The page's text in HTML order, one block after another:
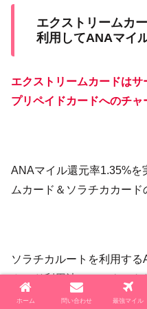
エクストリームカ
利用してANAマイ
エクストリームカードは
プリペイドカードへのチャ
ANAマイル還元率1.35%を
ムカード＆ソラチカカード
ソラチカルートを利用す
カード利用法の、エクス
ド。このルートを利用し
ホーム 問い合わせ 最強マイル